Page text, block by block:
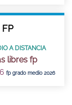
A DISTANCIA
libres fp
fp grado medio 2026